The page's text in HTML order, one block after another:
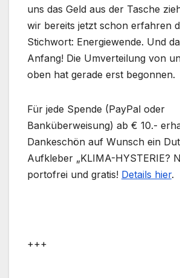
uns das Geld aus der Tasche
wir bereits jetzt schon erfahren
Stichwort: Energiewende. Und
Anfang! Die Umverteilung von
oben hat gerade erst begonnen.
Für jede Spende (PayPal oder
Banküberweisung) ab € 10.-
Dankeschön auf Wunsch ein
Aufkleber „KLIMA-HYSTERIE?
portofrei und gratis! Details hier.
+++